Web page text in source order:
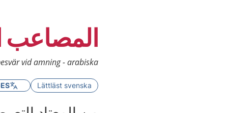
المصاعب
vid amning - arabiska
Lättläst svenska